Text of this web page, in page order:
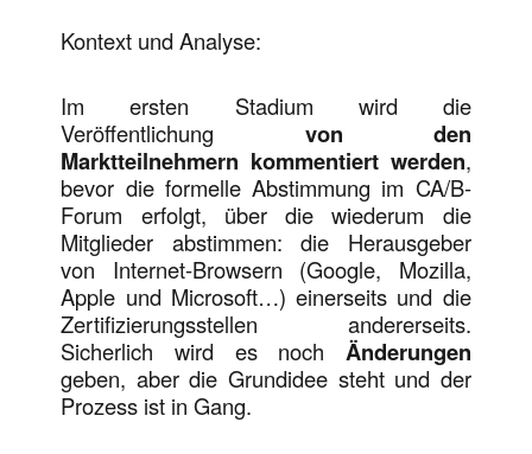
Kontext und Analyse:
Im ersten Stadium wird die
Veröffentlichung von den
Marktteilnehmern kommentiert werden,
bevor die formelle Abstimmung im CA/B-
Forum erfolgt, über die wiederum die
Mitglieder abstimmen: die Herausgeber
von Internet-Browsern (Google, Mozilla,
Apple und Microsoft…) einerseits und die
Zertifizierungsstellen andererseits.
Sicherlich wird es noch Änderungen
geben, aber die Grundidee steht und der
Prozess ist in Gang.